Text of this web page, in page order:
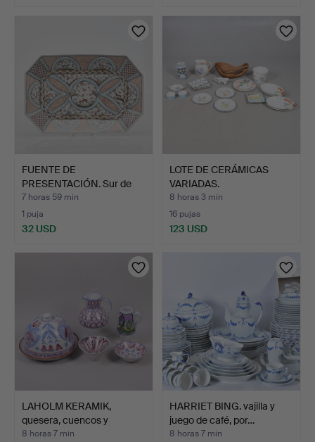
FUENTE DE
PRESENTACIÓN. Sur de
Europa, may…
7 horas 59 min
1 puja
32 USD
LOTE DE CERÁMICAS
VARIADAS.
8 horas 3 min
16 pujas
123 USD
LAHOLM KERAMIK,
quesera, cuencos y
jarrone…
8 horas 7 min
HARRIET BING. vajilla y
juego de café, por…
8 horas 7 min